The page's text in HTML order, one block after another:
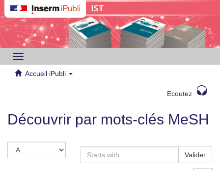
Toggle
navigation
Accueil iPubli
Ecoutez
Découvrir par mots-clés MeSH
Valider